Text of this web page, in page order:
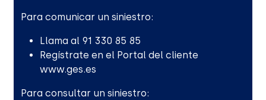
Para comunicar un siniestro:
Llama al 91 330 85 85
Regístrate en el Portal del cliente
www.ges.es
Para consultar un siniestro: